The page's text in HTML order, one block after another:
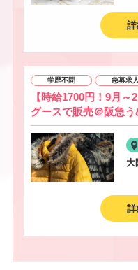
学歴不問 急募求人
【時給1700円！9月
グースで販売＠阪急
大